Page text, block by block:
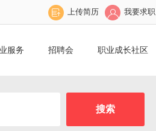
上传简历 我要求职
服务 招聘会 职业成长社区